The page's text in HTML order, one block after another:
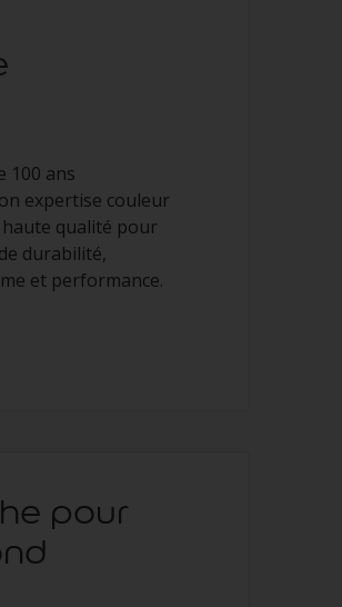
100 ans
expertise couleur
qualité pour
durabilité,
et performance.
pour